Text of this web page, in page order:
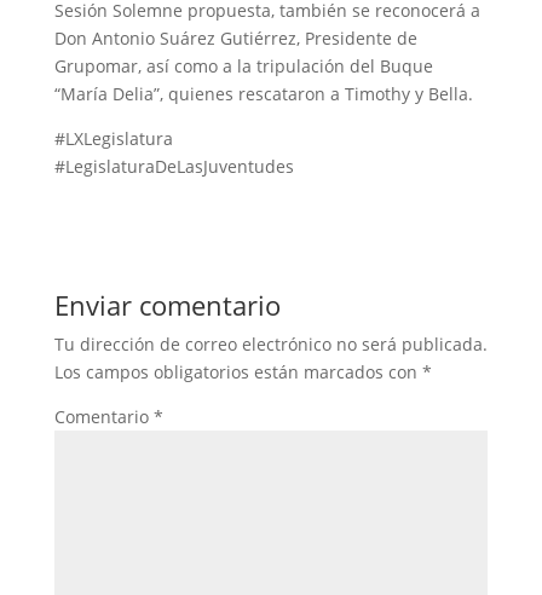
Sesión Solemne propuesta, también se reconocerá a
Don Antonio Suárez Gutiérrez, Presidente de
Grupomar, así como a la tripulación del Buque
“María Delia”, quienes rescataron a Timothy y Bella.
#LXLegislatura
#LegislaturaDeLasJuventudes
Enviar comentario
Tu dirección de correo electrónico no será publicada.
Los campos obligatorios están marcados con *
Comentario *